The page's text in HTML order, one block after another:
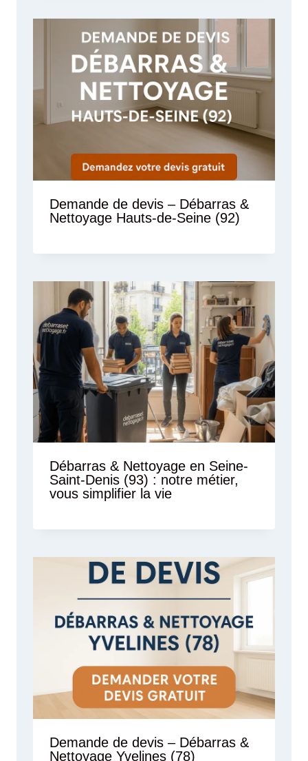
Demande de devis – Débarras &
Nettoyage Hauts-de-Seine (92)
Débarras & Nettoyage en Seine-
Saint-Denis (93) : notre métier,
vous simplifier la vie
Demande de devis – Débarras &
Nettoyage Yvelines (78)